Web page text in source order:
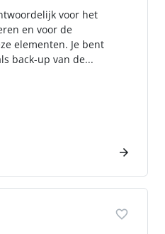
voor het
en voor de
elementen. Je bent
back-up van de...